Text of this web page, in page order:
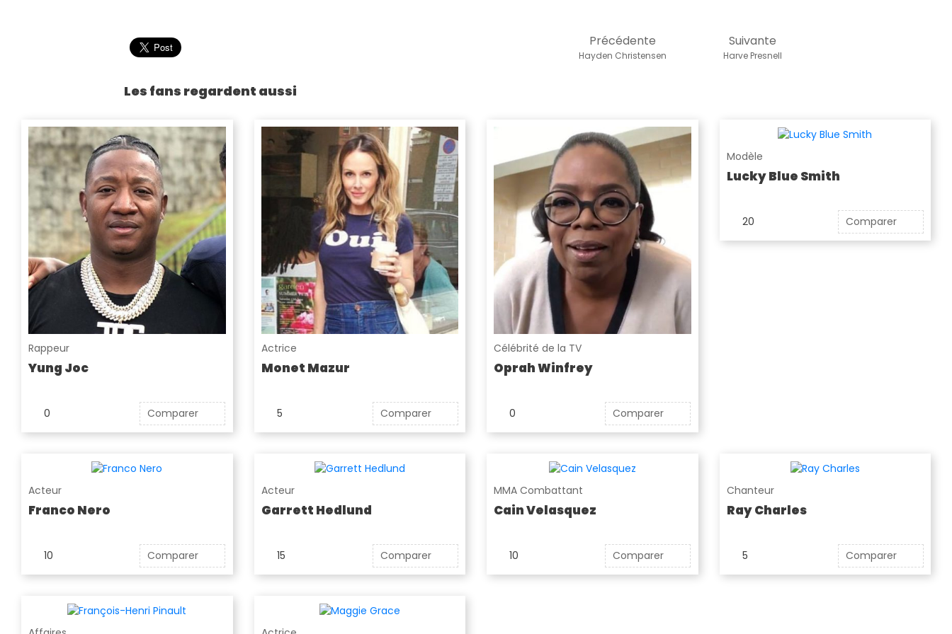
Suivante
Harve Presnell
Précédente
Hayden Christensen
Les fans regardent aussi
Rappeur
Yung Joc
0 Comparer
Actrice
Monet Mazur
5 Comparer
Célébrité de la TV
Oprah Winfrey
0 Comparer
Modèle
Lucky Blue Smith
20 Comparer
Acteur
Franco Nero
10 Comparer
Acteur
Garrett Hedlund
15 Comparer
MMA Combattant
Cain Velasquez
10 Comparer
Chanteur
Ray Charles
5 Comparer